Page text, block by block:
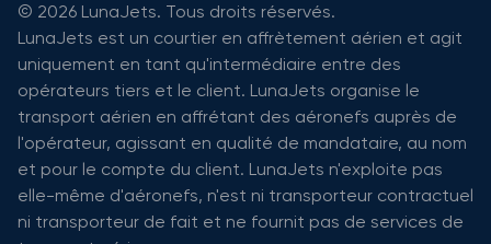
© 2026 LunaJets. Tous droits réservés.
LunaJets est un courtier en affrètement aérien et agit
uniquement en tant qu'intermédiaire entre des
opérateurs tiers et le client. LunaJets organise le
transport aérien en affrétant des aéronefs auprès de
l'opérateur, agissant en qualité de mandataire, au nom
et pour le compte du client. LunaJets n'exploite pas
elle-même d'aéronefs, n'est ni transporteur contractuel
ni transporteur de fait et ne fournit pas de services de